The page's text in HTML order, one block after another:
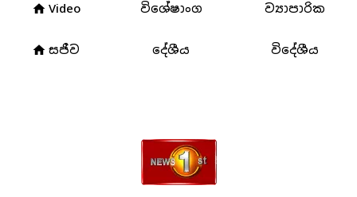
home Video විශේෂාංග ව්‍යාපාරික
home සජීව දේශීය විදේශීය